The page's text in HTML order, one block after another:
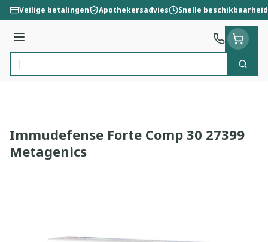
Ga naar de inhoud
Veilige betalingen Apothekersadvies Snelle beschikbaarheid
Menu
Product, merk, categorie...
Zoek
Immudefense Forte Comp 30 27399
Metagenics